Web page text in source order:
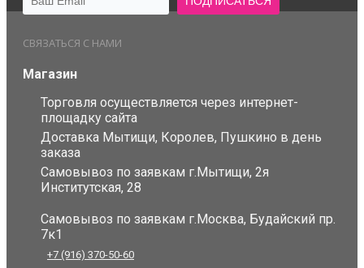
СВЯЗАТЬСЯ С НАМИ
Магазин
Торговля осуществляется через интернет-
площадку сайта
Доставка Мытищи, Королев, Пушкино в день
заказа
Самовывоз по заявкам г.Мытищи, 2я
Институтская, 28
Самовывоз по заявкам г.Москва, Будайский пр.
7к1
+7 (916) 370-50-60